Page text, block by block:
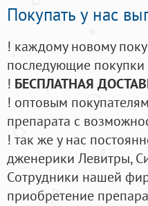
Покупать у нас
! каждому новому
последующие покупки
! БЕСПЛАТНАЯ
! оптовым
препарата с
! так же у нас
дженерики Левитры,
Cотрудники нашей
приобретение